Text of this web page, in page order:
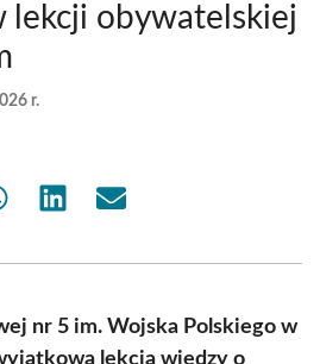
lekcji obywatelskiej
r.
Share Share
nr 5 im. Wojska Polskiego w
lekcja wiedzy o